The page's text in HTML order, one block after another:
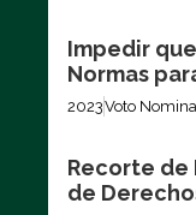
Impedir
Normas
2023Voto
Recorte de
de